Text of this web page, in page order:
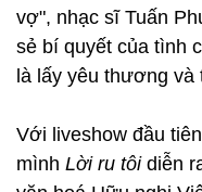
vợ", nhạc sĩ Tuấn
sẻ bí quyết của tình
là lấy yêu thương và
Với liveshow đầu
mình Lời ru tôidiễn